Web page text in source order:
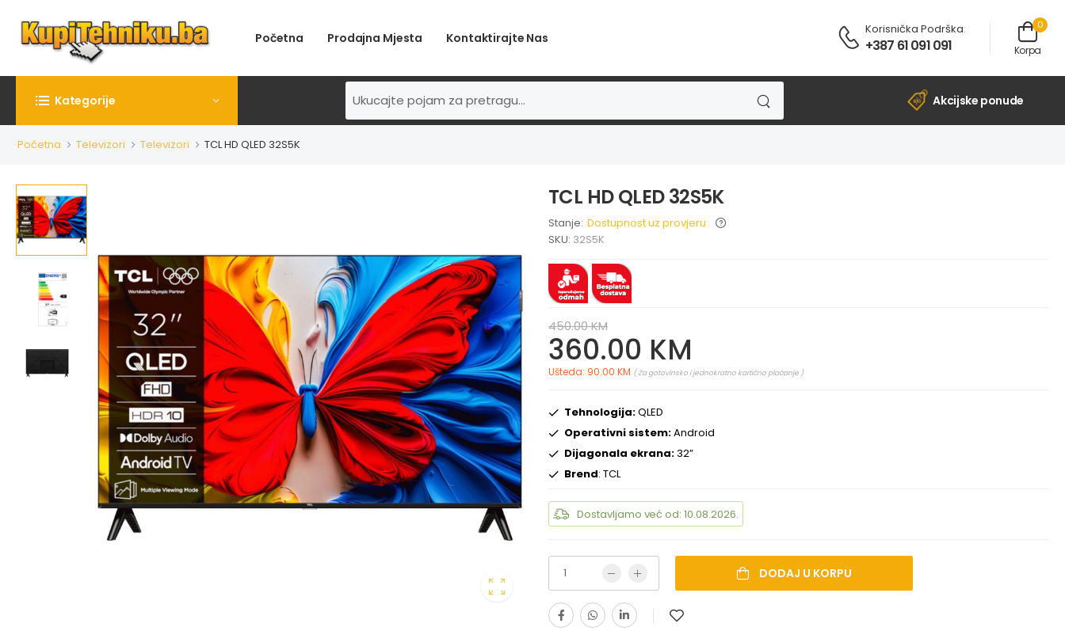
Početna Prodajna Mjesta Kontaktirajte Nas
Korisnička Podrška:
+387 61 091 091
0
Korpa
Kategorije Akcijske ponude
Početna Televizori Televizori TCL HD QLED 32S5K
TCL HD QLED 32S5K
Stanje: Dostupnost uz provjeru
SKU: 32S5K
450.00 KM
360.00 KM
Ušteda: 90.00 KM ( Za gotovinsko i jednokratno kartično plaćanje )
Tehnologija:QLED
Operativni sistem:Android
Dijagonala ekrana:32”
Brend: TCL
Dostavljamo već od: 10.08.2026.
DODAJ U KORPU